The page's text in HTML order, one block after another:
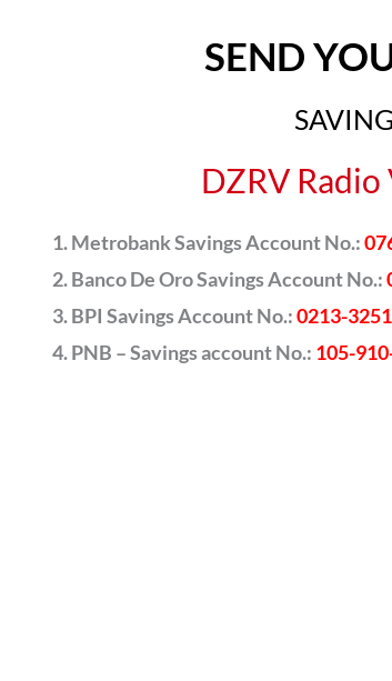
SEND
DZRV
Metrobank Savings Account No.:
Banco De Oro Savings Account No.:
BPI Savings Account No.:0213-
PNB – Savings account No.: 105-